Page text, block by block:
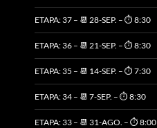
ETAPA: 37 – 📆 28-SEP. – ⏱️ 8:30
ETAPA: 36 – 📆 21-SEP. – ⏱️ 8:30
ETAPA: 35 – 📆 14-SEP. – ⏱️ 7:30
ETAPA: 34 – 📆 7-SEP. – ⏱️ 8:30
ETAPA: 33 – 📆 31-AGO. – ⏱️ 8:00